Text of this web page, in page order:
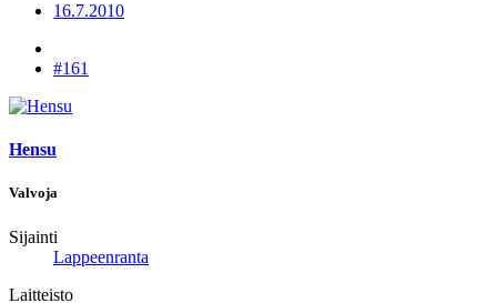
16.7.2010
#161
Hensu
Valvoja
Sijainti
Lappeenranta
Laitteisto